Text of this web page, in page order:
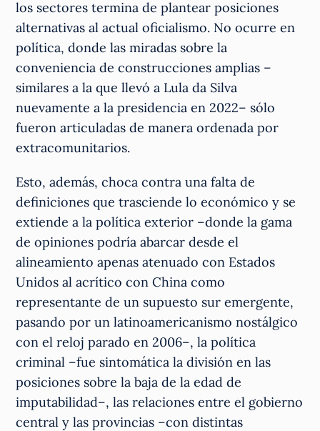
los sectores termina de plantear posiciones
alternativas al actual oficialismo. No ocurre en
política, donde las miradas sobre la
conveniencia de construcciones amplias –
similares a la que llevó a Lula da Silva
nuevamente a la presidencia en 2022– sólo
fueron articuladas de manera ordenada por
extracomunitarios.
Esto, además, choca contra una falta de
definiciones que trasciende lo económico y se
extiende a la política exterior –donde la gama
de opiniones podría abarcar desde el
alineamiento apenas atenuado con Estados
Unidos al acrítico con China como
representante de un supuesto sur emergente,
pasando por un latinoamericanismo nostálgico
con el reloj parado en 2006–, la política
criminal –fue sintomática la división en las
posiciones sobre la baja de la edad de
imputabilidad–, las relaciones entre el gobierno
central y las provincias –con distintas